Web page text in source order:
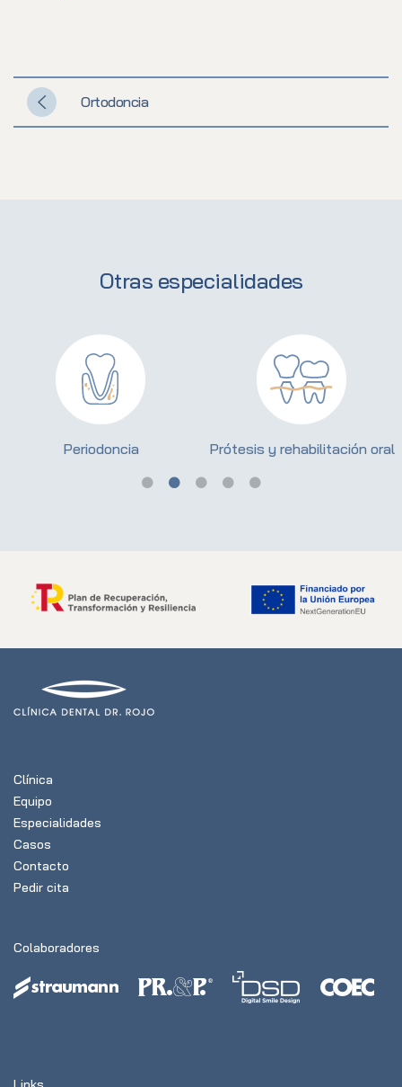
Ortodoncia
Otras especialidades
Periodoncia Prótesis y rehabilitación oral
Clínica
Equipo
Especialidades
Casos
Contacto
Pedir cita
Colaboradores